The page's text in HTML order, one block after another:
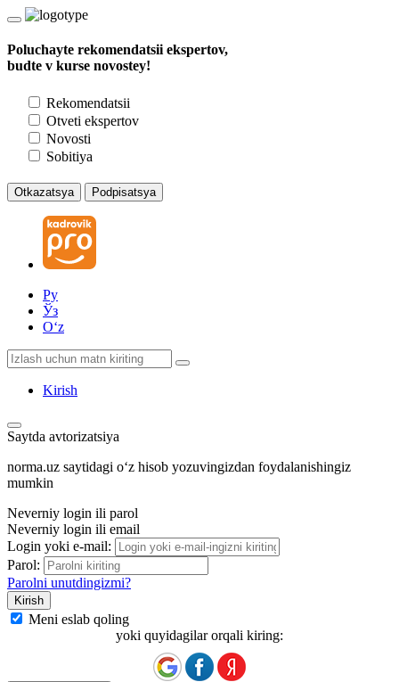
Poluchayte rekomendatsii ekspertov,
budte v kurse novostey!
Rekomendatsii
Otveti ekspertov
Novosti
Sobitiya
Otkazatsya Podpisatsya
Ру
Ўз
Oʻz
Kirish
Saytda avtorizatsiya
norma.uz saytidagi oʻz hisob yozuvingizdan foydalanishingiz
mumkin
Neverniy login ili parol
Neverniy login ili email
Login yoki e-mail:
Parol:
Parolni unutdingizmi?
Meni eslab qoling
yoki quyidagilar orqali kiring: